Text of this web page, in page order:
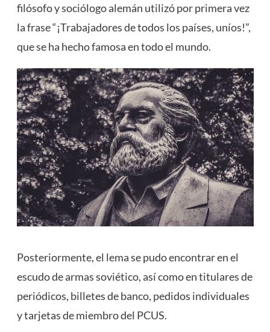
filósofo y sociólogo alemán utilizó por primera vez
la frase “¡Trabajadores de todos los países, uníos!”,
que se ha hecho famosa en todo el mundo.
Posteriormente, el lema se pudo encontrar en el
escudo de armas soviético, así como en titulares de
periódicos, billetes de banco, pedidos individuales
y tarjetas de miembro del PCUS.